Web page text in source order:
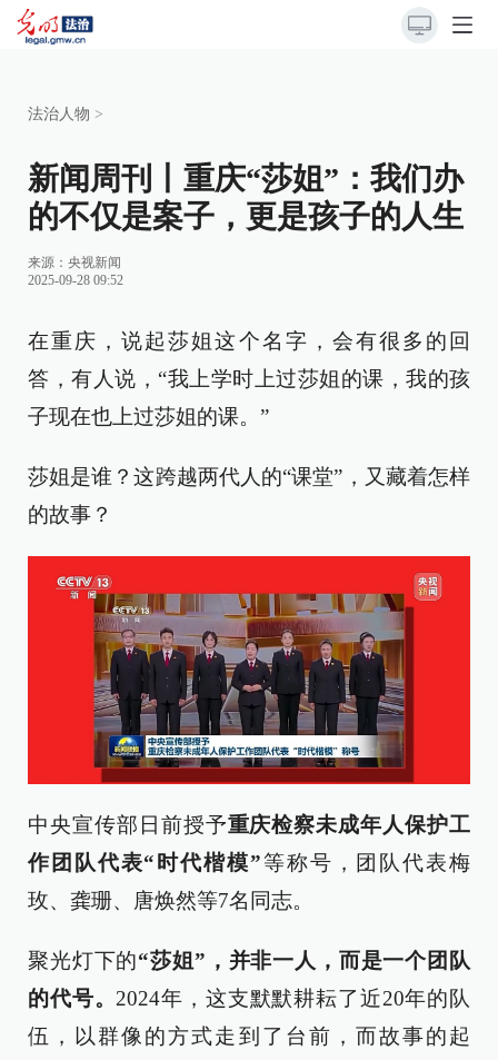
法治人物 >
新闻周刊丨重庆“莎姐”：我们办
的不仅是案子，更是孩子的人生
来源： 央视新闻
2025-09-28 09:52
在重庆，说起莎姐这个名字，会有很多的回
答，有人说，“我上学时上过莎姐的课，我的孩
子现在也上过莎姐的课。”
莎姐是谁？这跨越两代人的“课堂”，又藏着怎样
的故事？
中央宣传部日前授予重庆检察未成年人保护工
作团队代表“时代楷模”等称号，团队代表梅
玫、龚珊、唐焕然等7名同志。
聚光灯下的“莎姐”，并非一人，而是一个团队
的代号。 2024年，这支默默耕耘了近20年的队
伍，以群像的方式走到了台前，而故事的起